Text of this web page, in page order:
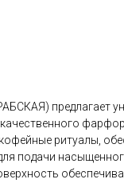
предлагает
ритуалы,
подачи